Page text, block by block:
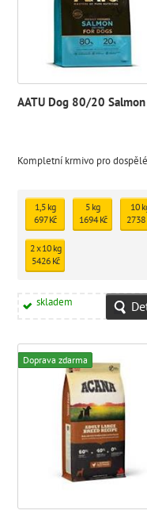
AATU Dog 80/20 Salmon
Kompletní krmivo pro
1,5 kg
697 Kč
5 kg
1694 Kč
10
2738
2 x 10 kg
5426 Kč
skladem
Doprava zdarma